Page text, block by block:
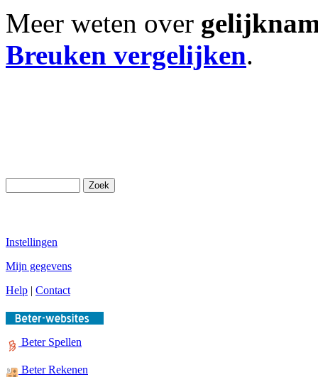
Meer weten over
Breuken vergelijken.
Instellingen
Mijn gegevens
Help | Contact
Beter Spellen
Beter Rekenen